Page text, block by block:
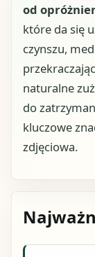
od
które da się
czynszu,
naturalne
do
kluczowe
zdjęciowa.